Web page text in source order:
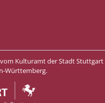
Kulturamt der Stadt Stuttgart
Württemberg.